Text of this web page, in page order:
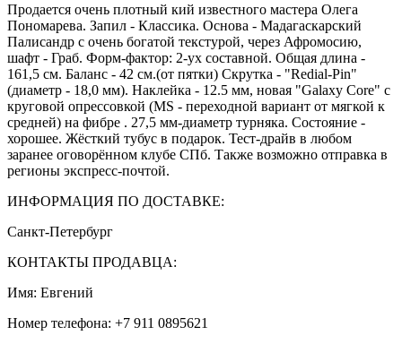
Продается очень плотный кий известного мастера Олега
Пономарева. Запил - Классика. Основа - Мадагаскарский
Палисандр с очень богатой текстурой, через Афромосию,
шафт - Граб. Форм-фактор: 2-ух составной. Общая длина -
161,5 см. Баланс - 42 см.(от пятки) Скрутка - "Redial-Pin"
(диаметр - 18,0 мм). Наклейка - 12.5 мм, новая "Galaxy Core" с
круговой опрессовкой (MS - переходной вариант от мягкой к
средней) на фибре . 27,5 мм-диаметр турняка. Состояние -
хорошее. Жёсткий тубус в подарок. Тест-драйв в любом
заранее оговорённом клубе СПб. Также возможно отправка в
регионы экспресс-почтой.
ИНФОРМАЦИЯ ПО ДОСТАВКЕ:
Санкт-Петербург
КОНТАКТЫ ПРОДАВЦА:
Имя: Евгений
Номер телефона: +7 911 0895621